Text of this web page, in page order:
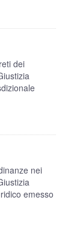
dei
nei
emesso